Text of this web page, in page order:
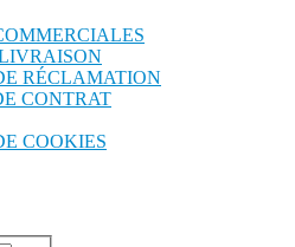
RÉCLAMATION
CONTRAT
COOKIES